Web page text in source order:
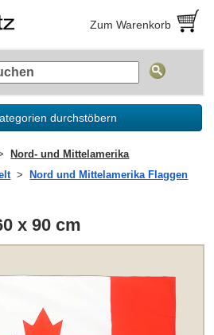
Zum Warenkorb
durchstöbern
Nord- und Mittelamerika
Nord und Mittelamerika Flaggen
x 90 cm